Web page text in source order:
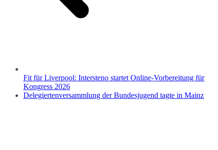
Fit für Liverpool: Intersteno startet Online-Vorbereitung für
Kongress 2026
Delegiertenversammlung der Bundesjugend tagte in Mainz